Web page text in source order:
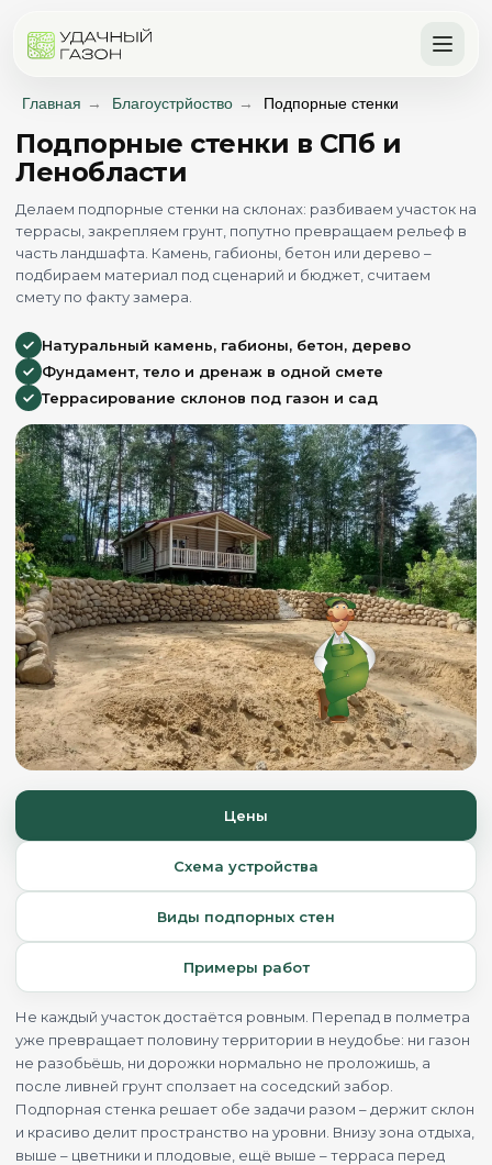
Главная → Благоустрйоство → Подпорные стенки
Подпорные стенки в СПб и
Ленобласти
Делаем подпорные стенки на склонах: разбиваем участок на
террасы, закрепляем грунт, попутно превращаем рельеф в
часть ландшафта. Камень, габионы, бетон или дерево –
подбираем материал под сценарий и бюджет, считаем
смету по факту замера.
Натуральный камень, габионы, бетон, дерево
Фундамент, тело и дренаж в одной смете
Террасирование склонов под газон и сад
Цены
Схема устройства
Виды подпорных стен
Примеры работ
Не каждый участок достаётся ровным. Перепад в полметра
уже превращает половину территории в неудобье: ни газон
не разобьёшь, ни дорожки нормально не проложишь, а
после ливней грунт сползает на соседский забор.
Подпорная стенка решает обе задачи разом – держит склон
и красиво делит пространство на уровни. Внизу зона отдыха,
выше – цветники и плодовые, ещё выше – терраса перед